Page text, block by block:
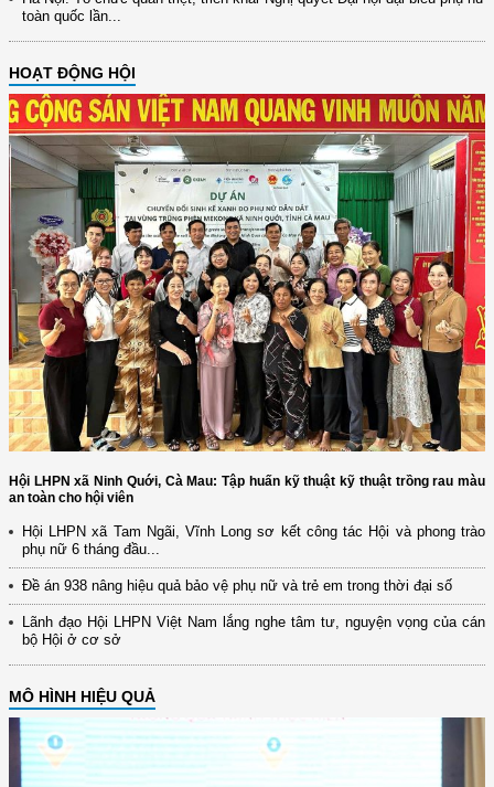
toàn quốc lần...
HOẠT ĐỘNG HỘI
Hội LHPN xã Ninh Quới, Cà Mau: Tập huấn kỹ thuật kỹ thuật trồng rau màu
an toàn cho hội viên
Hội LHPN xã Tam Ngãi, Vĩnh Long sơ kết công tác Hội và phong trào
phụ nữ 6 tháng đầu...
Đề án 938 nâng hiệu quả bảo vệ phụ nữ và trẻ em trong thời đại số
Lãnh đạo Hội LHPN Việt Nam lắng nghe tâm tư, nguyện vọng của cán
bộ Hội ở cơ sở
MÔ HÌNH HIỆU QUẢ